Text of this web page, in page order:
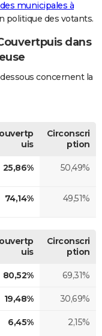
municipales à
politique des votants.
dans
concernent la
uis
Circonscri
ption
25,86% 50,49%
74,14% 49,51%
uis
Circonscri
ption
80,52% 69,31%
19,48% 30,69%
6,45% 2,15%